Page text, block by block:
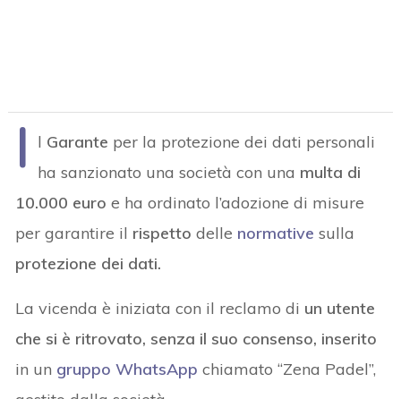
I l Garante per la protezione dei dati personali
ha sanzionato una società con una multa di
10.000 euro e ha ordinato l’adozione di misure
per garantire il rispettodelle normative sulla
protezione dei dati.
La vicenda è iniziata con il reclamo di un utente
che si è ritrovato, senza il suo consenso, inserito
in un gruppo WhatsApp chiamato “Zena Padel”,